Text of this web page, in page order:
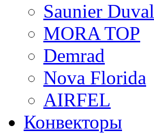
Saunier Duval
MORA TOP
Demrad
Nova Florida
AIRFEL
Конвекторы